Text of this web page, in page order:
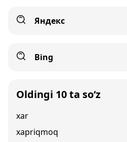
Яндекс
Bing
Oldingi 10 ta so‘z
xar
xapriqmoq